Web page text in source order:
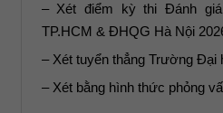
– Xét điểm kỳ thi Đánh
TP.HCM & ĐHQG Hà Nội
– Xét tuyển thẳng Trường Đại
– Xét bằng hình thức phỏng